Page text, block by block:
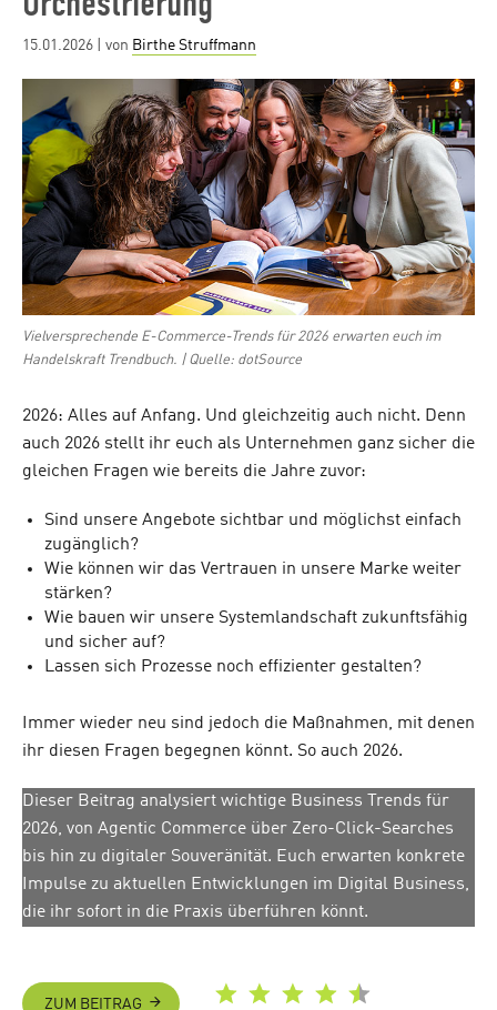
Posted
15.01.2026 | von Birthe Struffmann
Vielversprechende E-Commerce-Trends für 2026 erwarten euch im
Handelskraft Trendbuch. | Quelle: dotSource
2026: Alles auf Anfang. Und gleichzeitig auch nicht. Denn
auch 2026 stellt ihr euch als Unternehmen ganz sicher die
gleichen Fragen wie bereits die Jahre zuvor:
Sind unsere Angebote sichtbar und möglichst einfach
zugänglich?
Wie können wir das Vertrauen in unsere Marke weiter
stärken?
Wie bauen wir unsere Systemlandschaft zukunftsfähig
und sicher auf?
Lassen sich Prozesse noch effizienter gestalten?
Immer wieder neu sind jedoch die Maßnahmen, mit denen
ihr diesen Fragen begegnen könnt. So auch 2026.
Dieser Beitrag analysiert wichtige Business Trends für
2026, von Agentic Commerce über Zero-Click-Searches
bis hin zu digitaler Souveränität. Euch erwarten konkrete
Impulse zu aktuellen Entwicklungen im Digital Business,
die ihr sofort in die Praxis überführen könnt.
ZUM BEITRAG